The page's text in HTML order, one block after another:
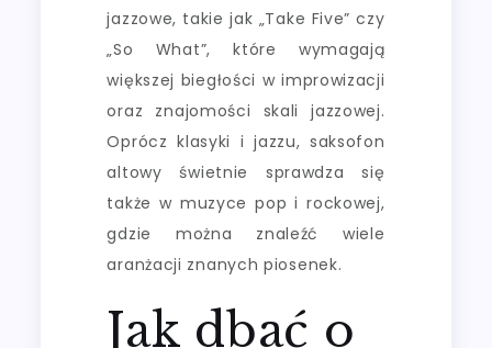
jazzowe, takie jak „Take Five” czy
„So What”, które wymagają
większej biegłości w improwizacji
oraz znajomości skali jazzowej.
Oprócz klasyki i jazzu, saksofon
altowy świetnie sprawdza się
także w muzyce pop i rockowej,
gdzie można znaleźć wiele
aranżacji znanych piosenek.
Jak dbać o